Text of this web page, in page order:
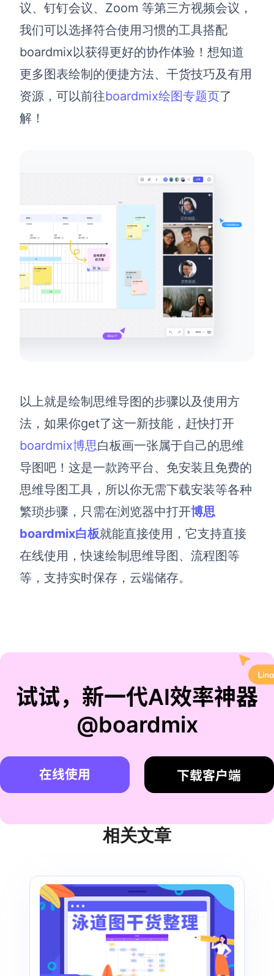
议、钉钉会议、Zoom 等第三方视频会议，
我们可以选择符合使用习惯的工具搭配
boardmix以获得更好的协作体验！ 想知道
更多图表绘制的便捷方法、干货技巧及有用
资源，可以前往boardmix绘图专题页了
解！
以上就是绘制思维导图的步骤以及使用方
法，如果你get了这一新技能，赶快打开
boardmix博思白板画一张属于自己的思维
导图吧！这是一款跨平台、免安装且免费的
思维导图工具，所以你无需下载安装等各种
繁琐步骤，只需在浏览器中打开博思
boardmix白板就能直接使用，它支持直接
在线使用，快速绘制思维导图、流程图等
等 ，支持实时保存，云端储存。
试试，新一代AI效率神器
@boardmix
在线使用 下载客户端
相关文章